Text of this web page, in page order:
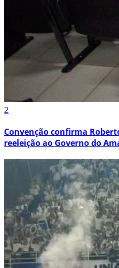
2
Convenção confirma
reeleição ao Governo do